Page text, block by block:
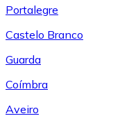
Portalegre
Castelo Branco
Guarda
Coímbra
Aveiro